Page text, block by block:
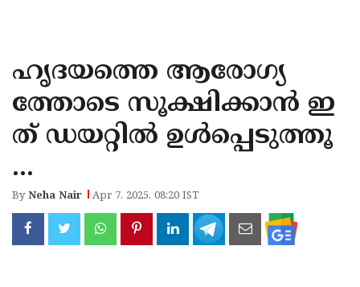
KANNUR
KASARAGOD
ഹൃദയത്തെ ആരോഗ്യ
ത്തോടെ സൂക്ഷിക്കാൻ ഇ
ത് ഡയറ്റിൽ ഉൾപ്പെടുത്തൂ
...
ByNeha Nair Apr 7, 2025, 08:20 IST